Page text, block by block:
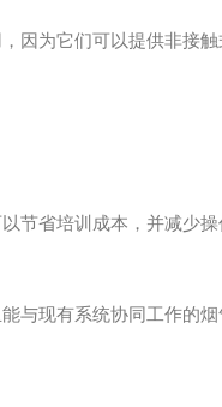
为它们可以提供非接触
省培训成本，并减少操
现有系统协同工作的烟